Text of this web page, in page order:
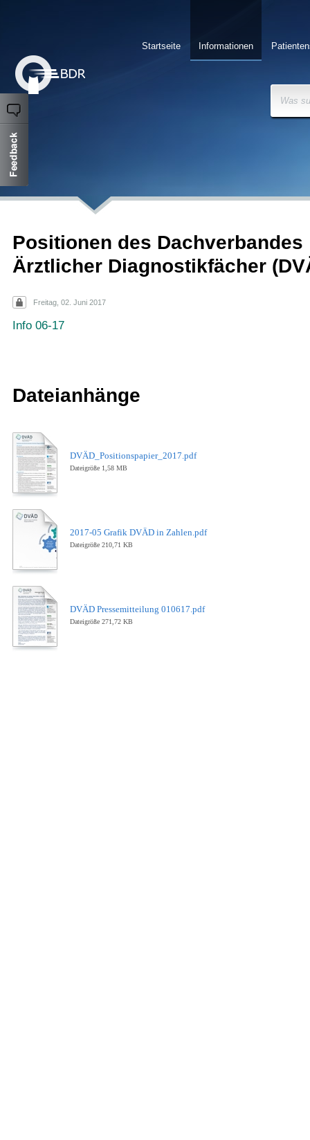
Informationen
Startseite
Was
Positionen des Dachverbandes
Ärztlicher Diagnostikfächer
Freitag, 02. Juni 2017
Info 06-17
Dateianhänge
DVÄD_Positionspapier_2017.pdf
Dateigröße 1,58 MB
2017-05 Grafik DVÄD in Zahlen.pdf
Dateigröße 210,71 KB
DVÄD Pressemitteilung 010617.pdf
Dateigröße 271,72 KB